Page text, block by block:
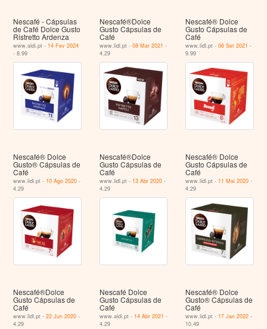
Nescafé - Cápsulas
de Café Dolce Gusto
Ristretto Ardenza
www.aldi.pt - 14 Fev 2024
- 8.99
Nescafé®Dolce
Gusto Cápsulas de
Café
www.lidl.pt - 08 Mar 2021 -
4.29
Nescafé® Dolce
Gusto Cápsulas de
Café
www.lidl.pt -06 Set 2021 -
9.99
Nescafé® Dolce
Gusto® Cápsulas de
Café
www.lidl.pt - 10 Ago 2020 -
4.29
Nescafé®Dolce
Gusto Cápsulas de
Café
www.lidl.pt - 13 Abr 2020-
4.29
Nescafé® Dolce
Gusto Cápsulas de
Café
www.lidl.pt - 11 Mai 2020 -
4.29
Nescafé®Dolce
Gusto Cápsulas de
Café
www.lidl.pt -22 Jun 2020 -
4.29
Nescafé Dolce
Gusto Cápsulas de
Café
www.aldi.pt - 14 Abr 2021 -
4.29
Nescafé® Dolce
Gusto® Cápsulas de
Café
www.lidl.pt - 17 Jan 2022 -
10.49